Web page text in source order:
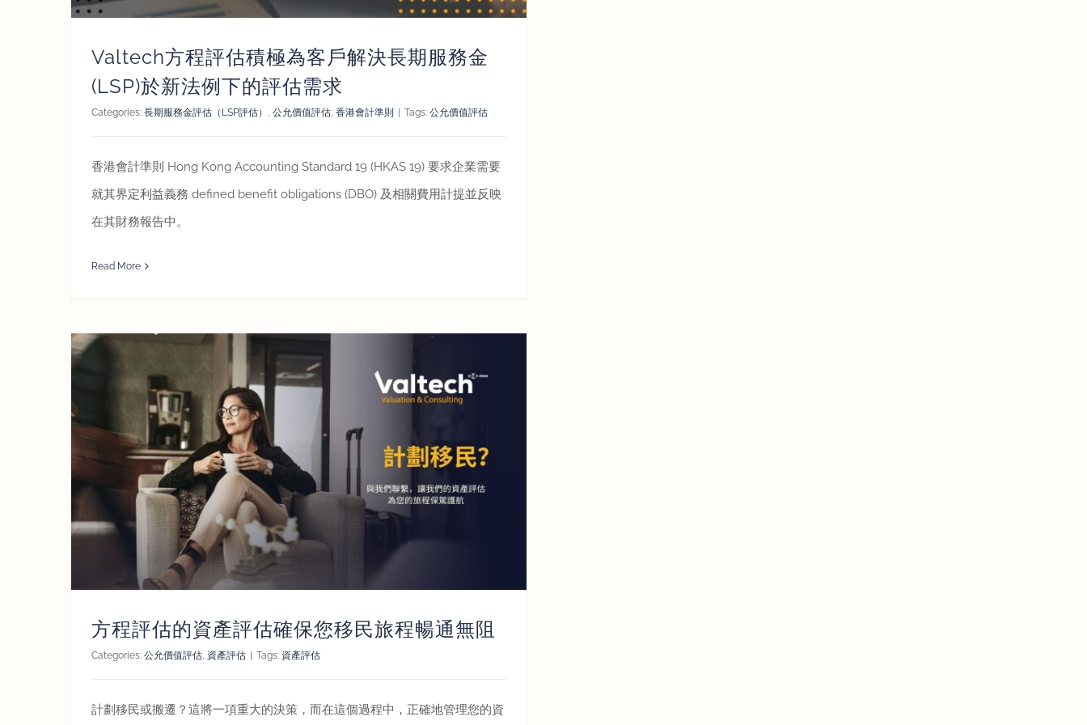
Valtech方程評估積極為客戶解決長期服務金
(LSP)於新法例下的評估需求
Categories: 長期服務金評估（LSP評估） 公允價值評估 香港會計準則 | Tags: 公允價值評估
香港會計準則 Hong Kong Accounting Standard 19 (HKAS 19) 要求企業需要
就其界定利益義務 defined benefit obligations (DBO) 及相關費用計提並反映
在其財務報告中。
Read More
方程評估的資產評估確保您移民旅程暢通無阻
Categories: 公允價值評估 資產評估 | Tags: 資產評估
計劃移民或搬遷？這將一項重大的決策，而在這個過程中，正確地管理您的資